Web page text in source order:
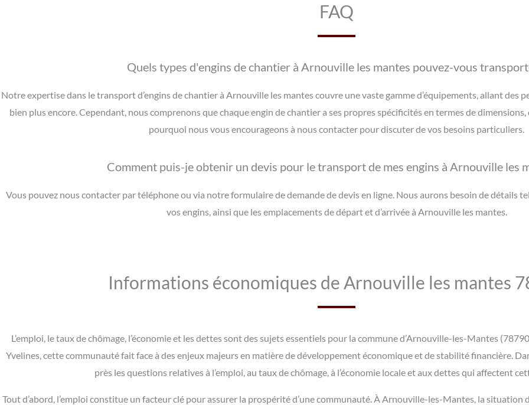
FAQ
Quels types d'engins de chantier à Arnouville les mantes pouvez-vous
Notre expertise dans le transport d’engins de chantier à Arnouville les mantes couvre une vaste gamme d’équipements, allant des
bien plus encore. Cependant, nous comprenons que chaque engin de chantier a ses propres spécificités en termes de
pourquoi nous vous encourageons à nous contacter pour discuter de vos besoins particuliers.
Comment puis-je obtenir un devis pour le transport de mes engins à Arnouville les
Vous pouvez nous contacter par téléphone ou via notre formulaire de demande de devis en ligne. Nous aurons besoin de détails
vos engins, ainsi que les emplacements de départ et d’arrivée à Arnouville les mantes.
Informations économiques de Arnouville les mantes
L’emploi, le taux de chômage, l’économie et les dettes sont des sujets essentiels pour la commune d’Arnouville-les-Mantes
Yvelines, cette communauté fait face à des enjeux majeurs en matière de développement économique et de stabilité financière.
près les questions relatives à l’emploi, au taux de chômage, à l’économie locale et aux dettes qui affectent
Tout d’abord, l’emploi constitue un facteur clé pour assurer la prospérité d’une communauté. À Arnouville-les-Mantes, la situation